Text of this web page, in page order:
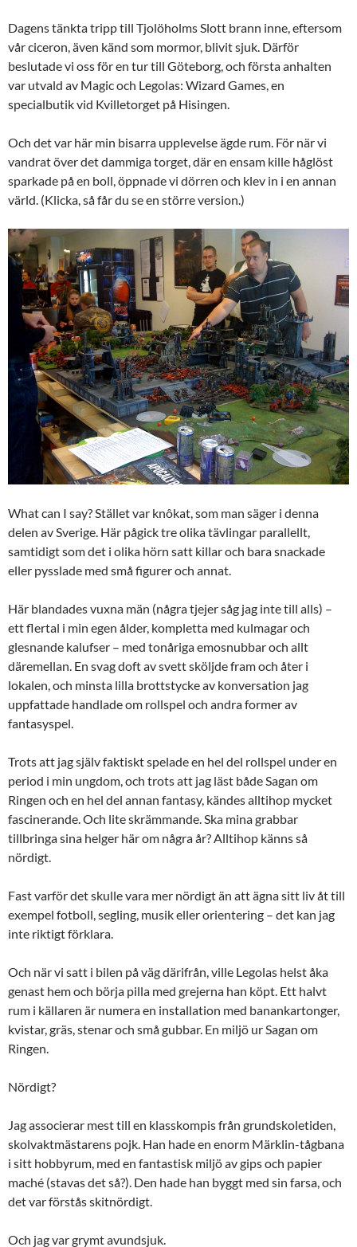
Dagens tänkta tripp till Tjolöholms Slott brann inne, eftersom
vår ciceron, även känd som mormor, blivit sjuk. Därför
beslutade vi oss för en tur till Göteborg, och första anhalten
var utvald av Magic och Legolas: Wizard Games, en
specialbutik vid Kvilletorget på Hisingen.
Och det var här min bisarra upplevelse ägde rum. För när vi
vandrat över det dammiga torget, där en ensam kille håglöst
sparkade på en boll, öppnade vi dörren och klev in i en annan
värld. (Klicka, så får du se en större version.)
What can I say? Stället var knôkat, som man säger i denna
delen av Sverige. Här pågick tre olika tävlingar parallellt,
samtidigt som det i olika hörn satt killar och bara snackade
eller pysslade med små figurer och annat.
Här blandades vuxna män (några tjejer såg jag inte till alls) –
ett flertal i min egen ålder, kompletta med kulmagar och
glesnande kalufser – med tonåriga emosnubbar och allt
däremellan. En svag doft av svett sköljde fram och åter i
lokalen, och minsta lilla brottstycke av konversation jag
uppfattade handlade om rollspel och andra former av
fantasyspel.
Trots att jag själv faktiskt spelade en hel del rollspel under en
period i min ungdom, och trots att jag läst både Sagan om
Ringen och en hel del annan fantasy, kändes alltihop mycket
fascinerande. Och lite skrämmande. Ska mina grabbar
tillbringa sina helger här om några år? Alltihop känns så
nördigt.
Fast varför det skulle vara mer nördigt än att ägna sitt liv åt till
exempel fotboll, segling, musik eller orientering – det kan jag
inte riktigt förklara.
Och när vi satt i bilen på väg därifrån, ville Legolas helst åka
genast hem och börja pilla med grejerna han köpt. Ett halvt
rum i källaren är numera en installation med banankartonger,
kvistar, gräs, stenar och små gubbar. En miljö ur Sagan om
Ringen.
Nördigt?
Jag associerar mest till en klasskompis från grundskoletiden,
skolvaktmästarens pojk. Han hade en enorm Märklin-tågbana
i sitt hobbyrum, med en fantastisk miljö av gips och papier
maché (stavas det så?). Den hade han byggt med sin farsa, och
det var förstås skitnördigt.
Och jag var grymt avundsjuk.